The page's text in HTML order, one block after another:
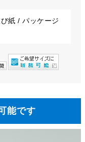
紙 / パッケージ
能です